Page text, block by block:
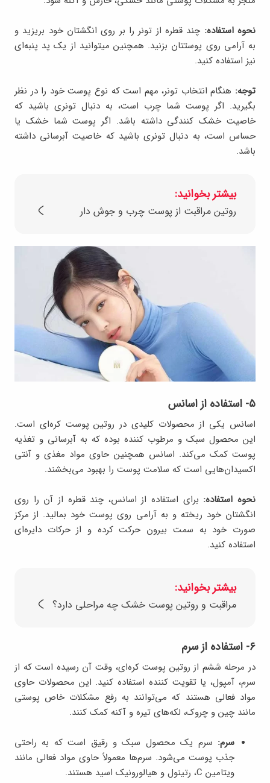
نحوه استفاده: چند قطره از تونر را بر روی انگشتان خود بریزید و
به آرامی روی پوستتان بزنید. همچنین می‎توانید از یک پد پنبه‌ای
نیز استفاده کنید.
توجه: هنگام انتخاب تونر، مهم است که نوع پوست خود را در نظر
بگیرید. اگر پوست شما چرب است، به دنبال تونری باشید که
خاصیت خشک کنندگی داشته باشد. اگر پوست شما خشک یا
حساس است، به دنبال تونری باشید که خاصیت آبرسانی داشته
باشد.
بیشتر بخوانید:
روتین مراقبت از پوست چرب و جوش دار
۵- استفاده از اسانس
اسانس یکی از محصولات کلیدی در روتین پوست کره‌ای است.
این محصول سبک و مرطوب کننده بوده که به آبرسانی و تغذیه
پوست کمک می‌کند. اسانس همچنین حاوی مواد مغذی و آنتی
اکسیدان‌هایی است که سلامت پوست را بهبود می‌بخشند.
نحوه استفاده: برای استفاده از اسانس، چند قطره از آن را روی
انگشتان خود ریخته و به آرامی روی پوست خود بمالید. از مرکز
صورت خود به سمت بیرون حرکت کرده و از حرکات دایره‌ای
استفاده کنید.
بیشتر بخوانید:
مراقبت و روتین پوست خشک چه مراحلی دارد؟
۶- استفاده از سرم
در مرحله ششم از روتین پوست کره‌ای، وقت آن رسیده است که از
سرم، آمپول، یا تقویت کننده استفاده کنید. این محصولات حاوی
مواد فعالی هستند که می‌توانند به رفع مشکلات خاص پوستی
مانند چین و چروک، لکه‌های تیره و آکنه کمک کنند.
سرم: سرم یک محصول سبک و رقیق است که به راحتی
جذب پوست می‌شود. سرم‌ها معمولاً حاوی مواد فعالی مانند
ویتامین C، رتینول و هیالورونیک اسید هستند.